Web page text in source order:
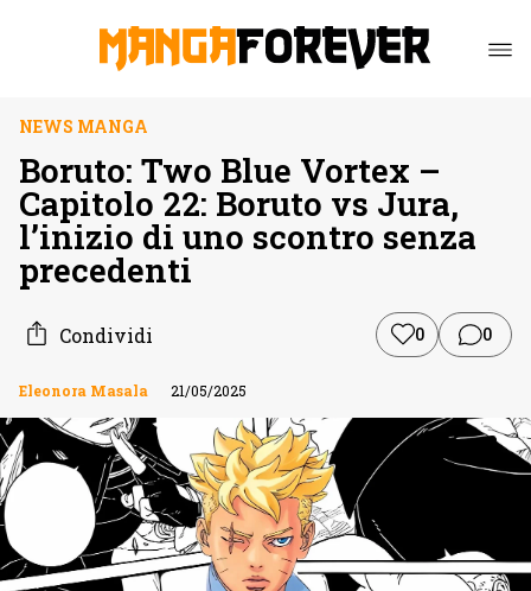
NEWS MANGA
Boruto: Two Blue Vortex –
Capitolo 22: Boruto vs Jura,
l’inizio di uno scontro senza
precedenti
Condividi 0 0
Eleonora Masala 21/05/2025